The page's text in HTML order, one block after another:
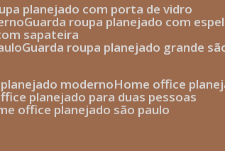
planejado com porta de vidro
guarda roupa planejado com
sapateira
guarda roupa planejado grande
planejado moderno home office
planejado para duas pessoas
office planejado são paulo